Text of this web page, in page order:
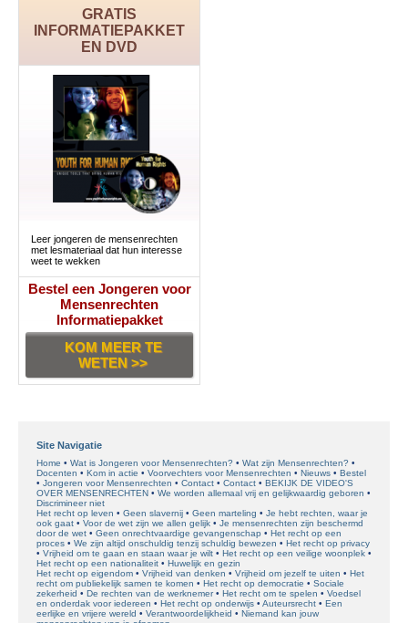
GRATIS
INFORMATIEPAKKET
EN DVD
Leer jongeren de mensenrechten
met lesmateriaal dat hun interesse
weet te wekken
Bestel een Jongeren voor
Mensenrechten
Informatiepakket
KOM MEER TE
WETEN >>
Site Navigatie
Home Wat is Jongeren voor Mensenrechten?
Wat zijn Mensenrechten?
Docenten
Kom in actie Voorvechters voor Mensenrechten Nieuws
Bestel
Jongeren voor Mensenrechten
Contact Contact
BEKIJK DE VIDEO'S
OVER MENSENRECHTEN
We worden allemaal vrij en gelijkwaardig geboren
Discrimineer niet
Het recht op leven
Geen slavernij Geen marteling
Je hebt rechten, waar je
ook gaat
Voor de wet zijn we allen gelijk
Je mensenrechten zijn beschermd
door de wet
Geen onrechtvaardige gevangenschap
Het recht op een
proces
We zijn altijd onschuldig tenzij schuldig bewezen
Het recht op privacy
Vrijheid om te gaan en staan waar je wilt
Het recht op een veilige woonplek
Het recht op een nationaliteit
Huwelijk en gezin
Het recht op eigendom
Vrijheid van denken Vrijheid om jezelf te uiten
Het
recht om publiekelijk samen te komen
Het recht op democratie
Sociale
zekerheid
De rechten van de werknemer Het recht om te spelen
Voedsel
en onderdak voor iedereen
Het recht op onderwijs Auteursrecht
Een
eerlijke en vrijere wereld
Verantwoordelijkheid
Niemand kan jouw